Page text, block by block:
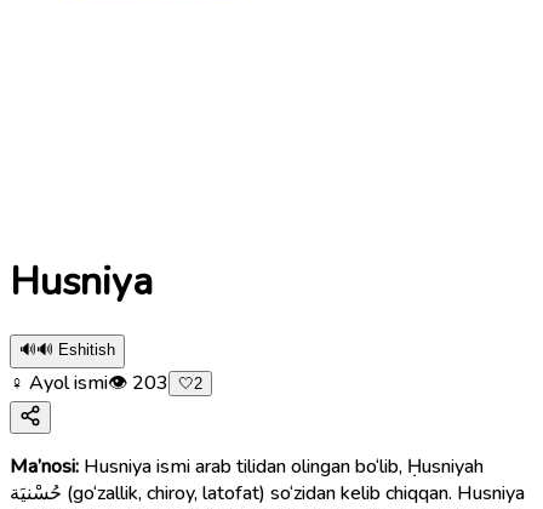
Husniya
🔊🔊 Eshitish
♀ Ayol ismi👁 203 🤍2
Ma’nosi: Husniya ismi arab tilidan olingan bo‘lib, Ḥusniyah
حُسْنيَة (go‘zallik, chiroy, latofat) so‘zidan kelib chiqqan. Husniya